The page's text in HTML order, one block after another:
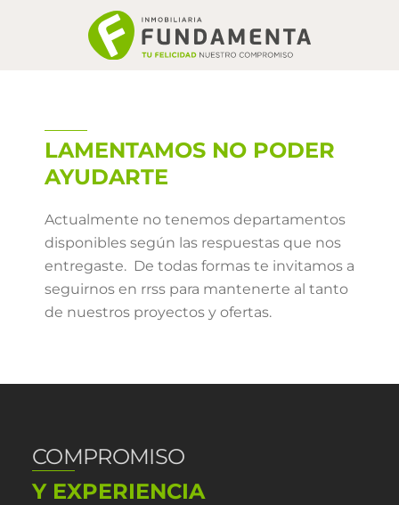
LAMENTAMOS NO PODER
AYUDARTE
Actualmente no tenemos departamentos
disponibles según las respuestas que nos
entregaste. De todas formas te invitamos a
seguirnos en rrss para mantenerte al tanto
de nuestros proyectos y ofertas.
COMPROMISO
Y EXPERIENCIA